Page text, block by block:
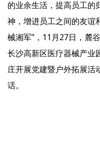
的业余生活，提高员工的
神，增进员工之间的友谊
械湘军”，11月27日，麓
长沙高新区医疗器械产业
庄开展党建暨户外拓展活
话。